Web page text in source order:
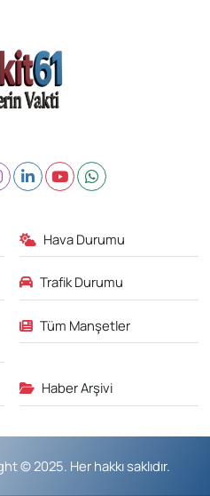
Hava Durumu
Trafik Durumu
Tüm Manşetler
Haber Arşivi
© 2025. Her hakkı saklıdır.